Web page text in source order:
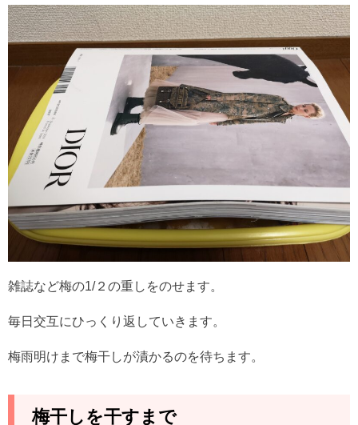
雑誌など梅の1/２の重しをのせます。
毎日交互にひっくり返していきます。
梅雨明けまで梅干しが漬かるのを待ちます。
梅干しを干すまで